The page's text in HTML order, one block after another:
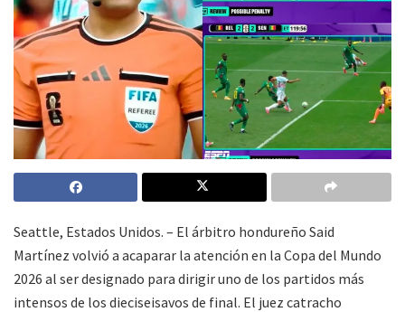
Seattle, Estados Unidos. – El árbitro hondureño Said
Martínez volvió a acaparar la atención en la Copa del Mundo
2026 al ser designado para dirigir uno de los partidos más
intensos de los dieciseisavos de final. El juez catracho